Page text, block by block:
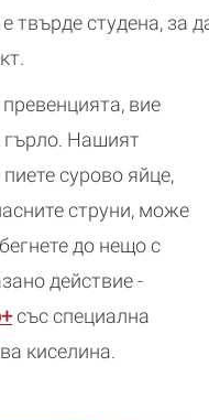
твърде студена, за
вие
гърло. Нашият
сурово яйце,
струни, може
до нещо с
действие -
със специална
киселина.